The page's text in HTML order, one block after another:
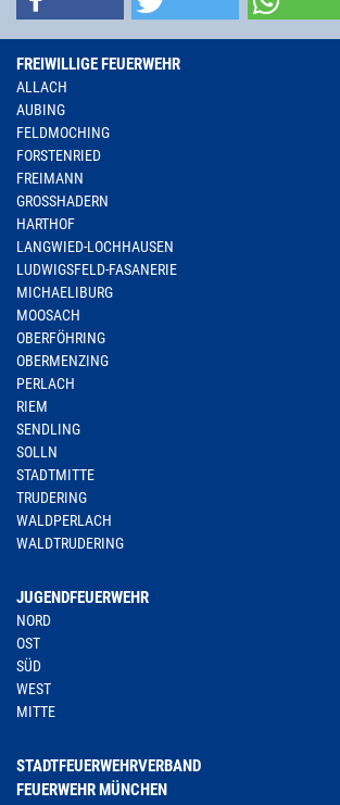
FREIWILLIGE FEUERWEHR
ALLACH
AUBING
FELDMOCHING
FORSTENRIED
FREIMANN
GROSSHADERN
HARTHOF
LANGWIED-LOCHHAUSEN
LUDWIGSFELD-FASANERIE
MICHAELIBURG
MOOSACH
OBERFÖHRING
OBERMENZING
PERLACH
RIEM
SENDLING
SOLLN
STADTMITTE
TRUDERING
WALDPERLACH
WALDTRUDERING
JUGENDFEUERWEHR
NORD
OST
SÜD
WEST
MITTE
STADTFEUERWEHRVERBAND
FEUERWEHR MÜNCHEN